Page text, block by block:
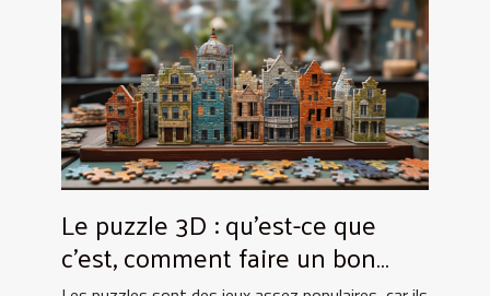
Le puzzle 3D : qu’est-ce que
c’est, comment faire un bon